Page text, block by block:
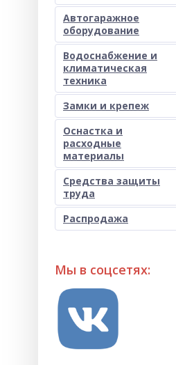
Автогаражное
оборудование
Водоснабжение и
климатическая
техника
Замки и крепеж
Оснастка и
расходные
материалы
Средства защиты
труда
Распродажа
Мы в соцсетях: